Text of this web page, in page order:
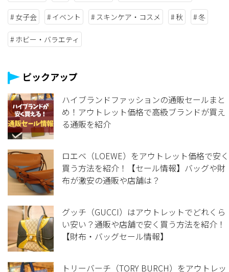
ピックアップ
ハイブランドファッションの通販セールまと
め！アウトレット価格で高級ブランドが買え
る通販を紹介
ロエベ（LOEWE）をアウトレット価格で安く
買う方法を紹介！【セール情報】バッグや財
布が激安の通販や店舗は？
グッチ（GUCCI）はアウトレットでどれくら
い安い？通販や店舗で安く買う方法を紹介！
【財布・バッグセール情報】
トリーバーチ（TORY BURCH）をアウトレッ
女子会 イベント スキンケア・コスメ 秋 冬
ホビー・バラエティ